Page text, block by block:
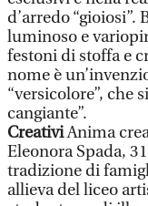
d’arredo
luminoso e
festoni di stoffa e
nome è
“versicolore”, che
cangiante”.
CreativiAnima
Eleonora Spada,
tradizione di
allieva del liceo